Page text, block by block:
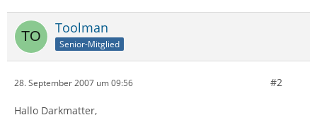
Toolman
Senior-Mitglied
28. September 2007 um 09:56 #2
Hallo Darkmatter,